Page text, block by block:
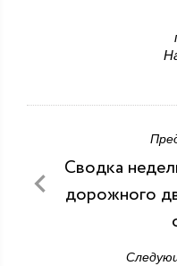
Сводка
дорожного